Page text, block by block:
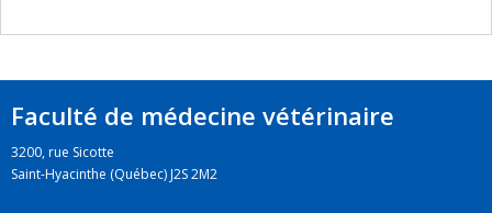
Faculté de médecine vétérinaire
3200, rue Sicotte
Saint-Hyacinthe (Québec) J2S 2M2